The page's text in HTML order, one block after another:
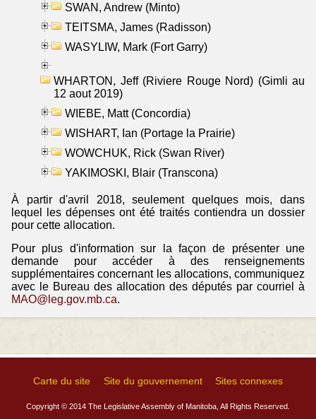
SWAN, Andrew (Minto)
TEITSMA, James (Radisson)
WASYLIW, Mark (Fort Garry)
WHARTON, Jeff (Riviere Rouge Nord) (Gimli au
12 aout 2019)
WIEBE, Matt (Concordia)
WISHART, Ian (Portage la Prairie)
WOWCHUK, Rick (Swan River)
YAKIMOSKI, Blair (Transcona)
À partir d'avril 2018, seulement quelques mois, dans
lequel les dépenses ont été traités contiendra un dossier
pour cette allocation.
Pour plus d'information sur la façon de présenter une
demande pour accéder à des renseignements
supplémentaires concernant les allocations, communiquez
avec le Bureau des allocation des députés par courriel à
MAO@leg.gov.mb.ca.
Carte du site Site du gouvernement Sites connexes
Copyright © 2014 The Legislative Assembly of Manitoba, All Rights Reserved.